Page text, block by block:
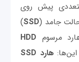
پیش روی
حالت جامد (SSD
)
مرسوم HDD
این‌ها:هارد SSD